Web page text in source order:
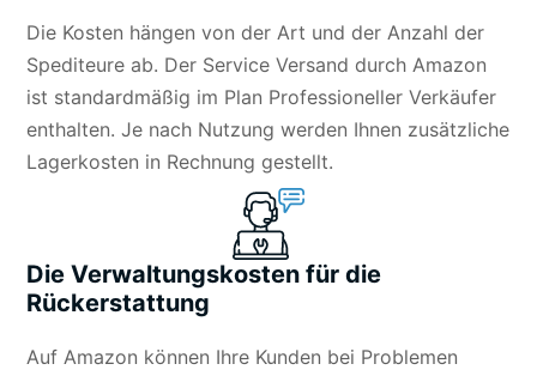
Die Kosten hängen von der Art und der Anzahl der
Spediteure ab. Der Service Versand durch Amazon
ist standardmäßig im Plan Professioneller Verkäufer
enthalten. Je nach Nutzung werden Ihnen zusätzliche
Lagerkosten in Rechnung gestellt.
Die Verwaltungskosten für die
Rückerstattung
Auf Amazon können Ihre Kunden bei Problemen